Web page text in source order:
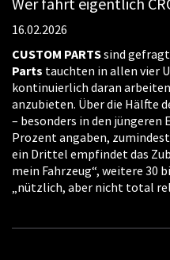
16.02.2026
CUSTOM PARTSsind gefragt
Parts tauchten in allen vier
kontinuierlich daran
anzubieten. Über die Hälfte
– besonders in den jüngeren
Prozent angaben,
ein Drittel empfindet das
mein Fahrzeug“, weitere 30
„nützlich, aber nicht total